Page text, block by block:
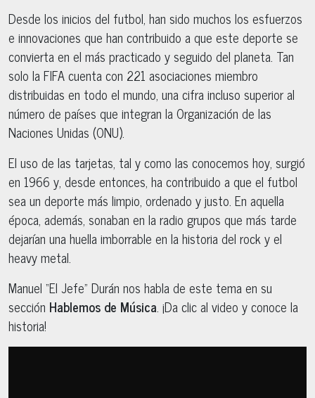
Desde los inicios del futbol, han sido muchos los esfuerzos
e innovaciones que han contribuido a que este deporte se
convierta en el más practicado y seguido del planeta. Tan
solo la FIFA cuenta con 221 asociaciones miembro
distribuidas en todo el mundo, una cifra incluso superior al
número de países que integran la Organización de las
Naciones Unidas (ONU).
El uso de las tarjetas, tal y como las conocemos hoy, surgió
en 1966 y, desde entonces, ha contribuido a que el futbol
sea un deporte más limpio, ordenado y justo. En aquella
época, además, sonaban en la radio grupos que más tarde
dejarían una huella imborrable en la historia del rock y el
heavy metal.
Manuel “El Jefe” Durán nos habla de este tema en su
sección Hablemos de Música. ¡Da clic al video y conoce la
historia!